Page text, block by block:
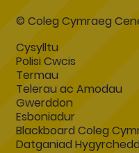
© Coleg Cymraeg
Cysylltu
Polisi Cwcis
Termau
Telerau ac Amodau
Gwerddon
Esboniadur
Blackboard Coleg
Datganiad Hygyrchedd